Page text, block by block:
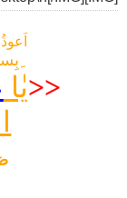
<<یٰا